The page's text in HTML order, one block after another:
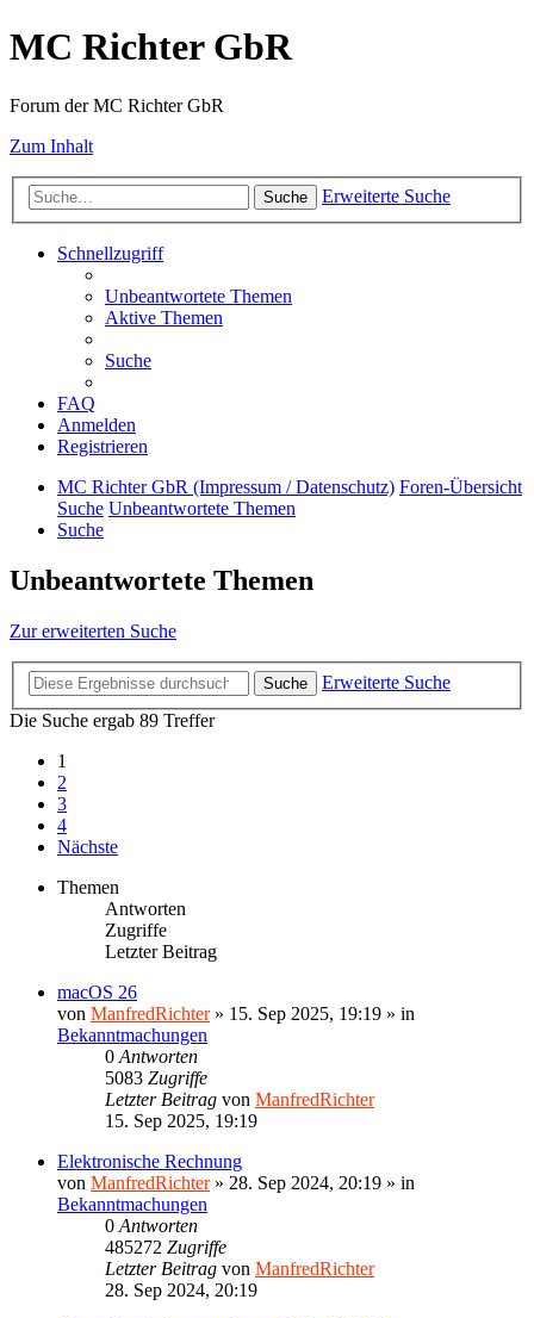
MC Richter GbR
Forum der MC Richter GbR
Zum Inhalt
Suche Erweiterte Suche
Schnellzugriff
Unbeantwortete Themen
Aktive Themen
Suche
FAQ
Anmelden
Registrieren
MC Richter GbR (Impressum / Datenschutz) Foren-Übersicht
Suche Unbeantwortete Themen
Suche
Unbeantwortete Themen
Zur erweiterten Suche
Suche
Erweiterte Suche
Die Suche ergab 89 Treffer
1
2
3
4
Nächste
Themen
Antworten
Zugriffe
Letzter Beitrag
macOS 26
von ManfredRichter» 15. Sep 2025, 19:19 » in
Bekanntmachungen
0 Antworten
5083 Zugriffe
Letzter Beitrag von ManfredRichter
15. Sep 2025, 19:19
Elektronische Rechnung
von ManfredRichter» 28. Sep 2024, 20:19 » in
Bekanntmachungen
0 Antworten
485272 Zugriffe
Letzter Beitrag von ManfredRichter
28. Sep 2024, 20:19